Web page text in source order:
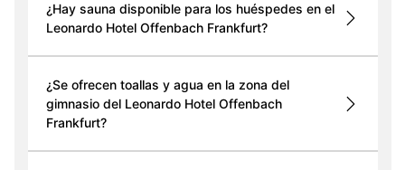
¿Hay sauna disponible para los huéspedes en el
Leonardo Hotel Offenbach Frankfurt?
¿Se ofrecen toallas y agua en la zona del
gimnasio del Leonardo Hotel Offenbach
Frankfurt?